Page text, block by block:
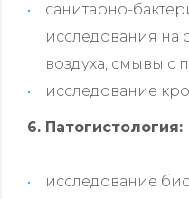
санитарно-
исследования на
воздуха, смывы с
исследование
6. Патогистология:
исследование